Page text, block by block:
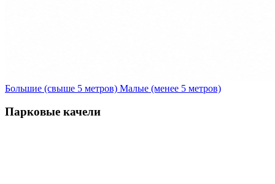
Большие (свыше 5 метров) Малые (менее 5 метров)
Парковые качели